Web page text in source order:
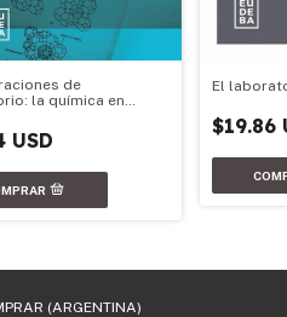
de
la química en
USD
El
$19.86
(ARGENTINA)